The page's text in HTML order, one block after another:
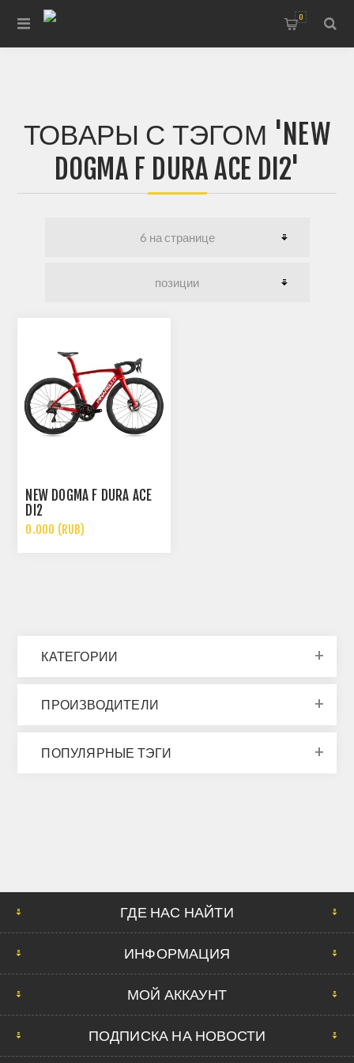
0
ТОВАРЫ С ТЭГОМ 'NEW
DOGMA F DURA ACE DI2'
NEW DOGMA F DURA ACE
DI2
0.000 (RUB)
КАТЕГОРИИ
ПРОИЗВОДИТЕЛИ
ПОПУЛЯРНЫЕ ТЭГИ
ГДЕ НАС НАЙТИ
ИНФОРМАЦИЯ
МОЙ АККАУНТ
ПОДПИСКА НА НОВОСТИ